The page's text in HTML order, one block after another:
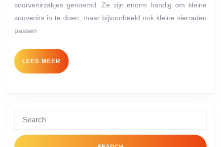
sourvenirzakjes genoemd. Ze zijn enorm handig om kleine
souvenirs in te doen, maar bijvoorbeeld ook kleine sierraden
passen
LEES MEER LEES
MEER
for: